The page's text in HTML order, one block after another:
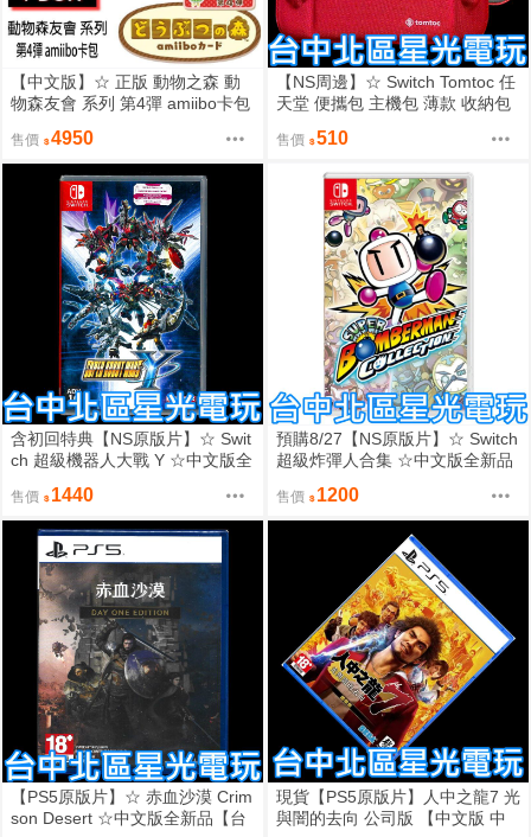
【中文版】☆ 正版 動物之森 動
物森友會 系列 第4彈 amiibo卡包
星光電玩
售價 4950
【NS周邊】☆ Switch Tomtoc 任
天堂 便攜包 主機包 薄款 收納包
光電玩
售價 510
含初回特典【NS原版片】☆ Swit
ch 超級機器人大戰 Y ☆中文版全
售價 1440
預購8/27【NS原版片】☆ Switch
超級炸彈人合集 ☆中文版全新品
售價 1200
【PS5原版片】☆ 赤血沙漠 Crim
son Desert ☆中文版全新品【台
現貨【PS5原版片】人中之龍7 光
與闇的去向 公司版 【中文版 中